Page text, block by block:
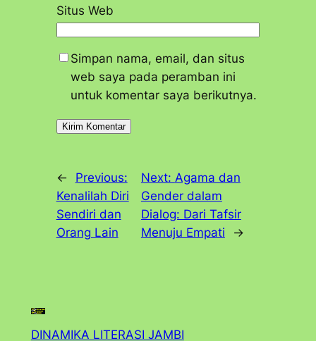
Situs Web
Simpan nama, email, dan situs
web saya pada peramban ini
untuk komentar saya berikutnya.
←
Previous:
Kenalilah Diri
Sendiri dan
Orang Lain
Next: Agama dan
Gender dalam
Dialog: Dari Tafsir
Menuju Empati
→
DINAMIKA LITERASI JAMBI